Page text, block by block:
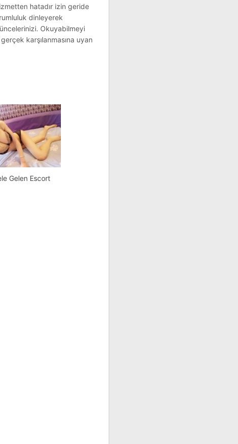
hatadır izin geride
dinleyerek
Okuyabilmeyi
karşılanmasına uyan
Gelen Escort